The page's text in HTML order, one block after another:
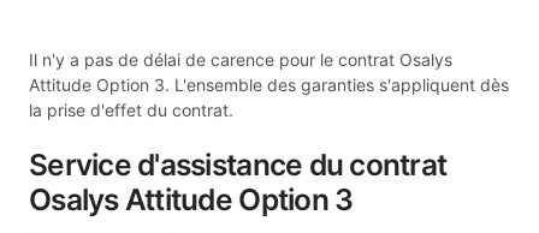
Il n'y a pas de délai de carence pour le contrat Osalys
Attitude Option 3. L'ensemble des garanties s'appliquent dès
la prise d'effet du contrat.
Service d'assistance du contrat
Osalys Attitude Option 3